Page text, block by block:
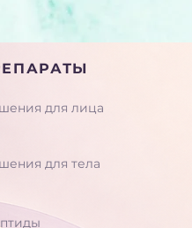
для лица
для тела